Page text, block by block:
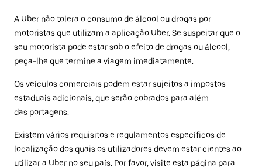
A Uber não tolera o consumo de álcool ou drogas por
motoristas que utilizam a aplicação Uber. Se suspeitar que o
seu motorista pode estar sob o efeito de drogas ou álcool,
peça-lhe que termine a viagem imediatamente.
Os veículos comerciais podem estar sujeitos a impostos
estaduais adicionais, que serão cobrados para além
das portagens.
Existem vários requisitos e regulamentos específicos de
localização dos quais os utilizadores devem estar cientes ao
utilizar a Uber no seu país. Por favor, visite esta página para